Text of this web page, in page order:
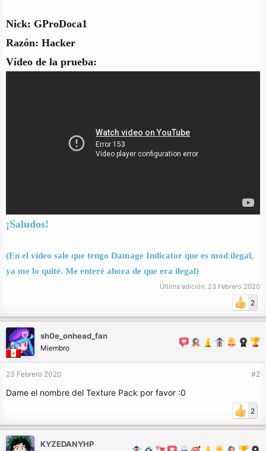
Nick: GProDoca1
Razón: Hacker
Vídeo de la prueba:
¡Saludos!
(En el vídeo sale que tengo Damage Indicator que es mod ilegal,
ya me lo quité. Me enteré ahora de que era ilegal)
Última edición: 23 Febrero 2020
2
sh0e_onhead_fan
Miembro
23 Febrero 2020 #2
Dame el nombre del Texture Pack por favor :0
2
KYZEDANYHP